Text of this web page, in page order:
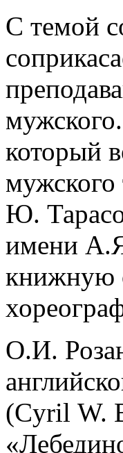
С темой
который
Ю.
имени
книжную
О.И.
(Cyril W.